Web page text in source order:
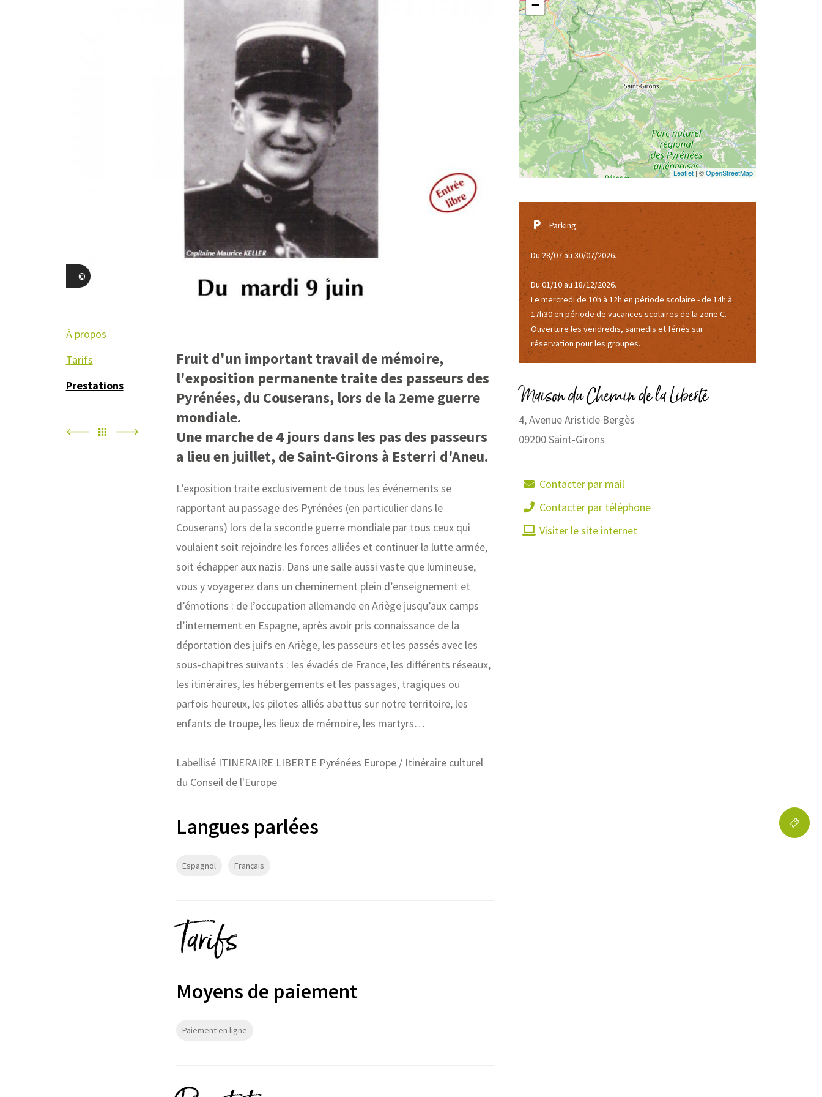
Chemin de la Liberté
À propos
Tarifs
Prestations
Fruit d'un important travail de mémoire,
l'exposition permanente traite des passeurs des
Pyrénées, du Couserans, lors de la 2eme guerre
mondiale.
Une marche de 4 jours dans les pas des passeurs
a lieu en juillet, de Saint-Girons à Esterri d'Aneu.
L’exposition traite exclusivement de tous les événements se
rapportant au passage des Pyrénées (en particulier dans le
Couserans) lors de la seconde guerre mondiale par tous ceux qui
voulaient soit rejoindre les forces alliées et continuer la lutte armée,
soit échapper aux nazis. Dans une salle aussi vaste que lumineuse,
vous y voyagerez dans un cheminement plein d’enseignement et
d’émotions : de l’occupation allemande en Ariège jusqu’aux camps
d’internement en Espagne, après avoir pris connaissance de la
déportation des juifs en Ariège, les passeurs et les passés avec les
sous-chapitres suivants : les évadés de France, les différents réseaux,
les itinéraires, les hébergements et les passages, tragiques ou
parfois heureux, les pilotes alliés abattus sur notre territoire, les
enfants de troupe, les lieux de mémoire, les martyrs…
Labellisé ITINERAIRE LIBERTE Pyrénées Europe / Itinéraire culturel
du Conseil de l'Europe
Langues parlées
Espagnol Français
Tarifs
Moyens de paiement
Paiement en ligne
−
Leaflet | ©OpenStreetMap
Parking
Du 28/07 au 30/07/2026.
Du 01/10 au 18/12/2026.
Le mercredi de 10h à 12h en période scolaire - de 14h à
17h30 en période de vacances scolaires de la zone C.
Ouverture les vendredis, samedis et fériés sur
réservation pour les groupes.
Maison du Chemin de la Liberté
4, Avenue Aristide Bergès
09200Saint-Girons
Contacter par mail
Contacter par téléphone
Visiter le site internet